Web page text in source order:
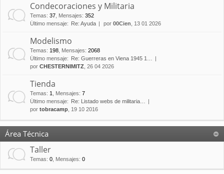
Condecoraciones y Militaria
Temas: 37 Mensajes: 352
Último mensaje:
Re: Ayuda por 00Cien , 13 01 2026
Modelismo
Temas: 198 Mensajes: 2068
Último mensaje:
Re: Guerreras en Viena 1945 1…
por CHESTERNIMITZ , 26 04 2026
Tienda
Temas: 1 Mensajes: 7
Último mensaje:
Re: Listado webs de militaria…
por tobracamp , 19 10 2016
Área Técnica
Taller
Temas: 0 Mensajes: 0